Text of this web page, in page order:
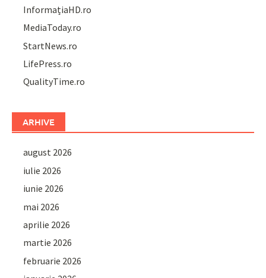
InformațiaHD.ro
MediaToday.ro
StartNews.ro
LifePress.ro
QualityTime.ro
ARHIVE
august 2026
iulie 2026
iunie 2026
mai 2026
aprilie 2026
martie 2026
februarie 2026